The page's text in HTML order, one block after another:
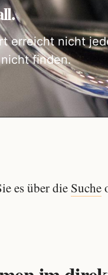
erreicht nicht
finden.
es über die Suche